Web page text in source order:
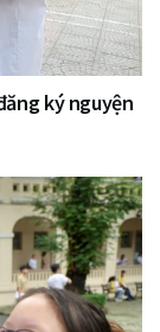
ký nguyện